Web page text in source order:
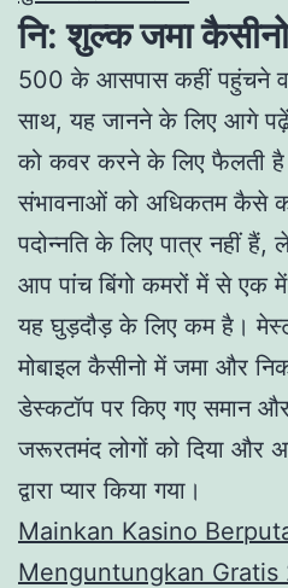
नि: शुल्क जमा
500 के आसपास कहीं पहुंचने
साथ, यह जानने के लिए आगे
को कवर करने के लिए फैलती
संभावनाओं को अधिकतम कैसे
पदोन्नति के लिए पात्र नहीं
आप पांच बिंगो कमरों में से
यह घुड़दौड़ के लिए कम है।
मोबाइल कैसीनो में जमा और
डेस्कटॉप पर किए गए समान
जरूरतमंद लोगों को दिया और
द्वारा प्यार किया गया।
Mainkan Kasino
Menguntungkan Gratis